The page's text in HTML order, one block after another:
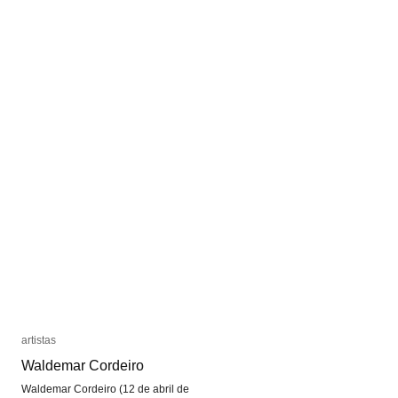
artistas
Waldemar Cordeiro
Waldemar Cordeiro (12 de abril de
artistas
Waldemar Cordeiro